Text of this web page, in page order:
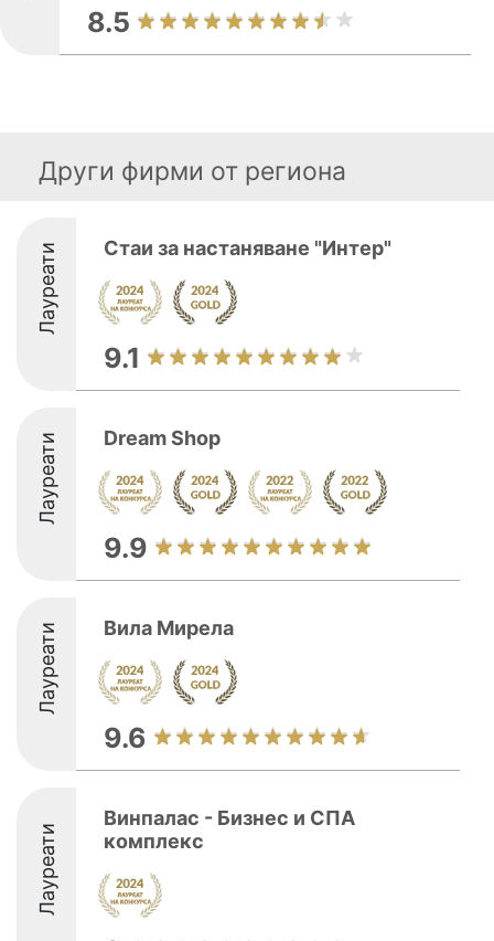
8.5
Други фирми от региона
Лауреати Стаи за настаняване "Интер"
9.1
Лауреати Dream Shop
9.9
Лауреати Вила Мирела
9.6
Лауреати
Винпалас - Бизнес и СПА
комплекс